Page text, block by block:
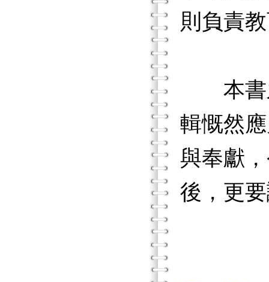
則負責
本書之
輯慨然
與奉獻
後，更